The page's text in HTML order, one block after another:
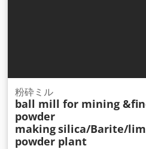
粉砕ミル
ball mill for mining
powder
makingsilica/Barite/
powder plant